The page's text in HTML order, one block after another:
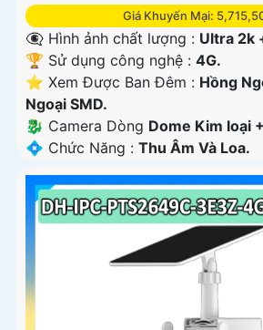
Giá Khuyến Mại:
👁️‍🗨 Hình ảnh chất lượng : Ultra 2k
🏆 Sử dụng công nghệ : 4G.
⭐ Xem Được Ban Đêm : Hồng
Ngoại SMD.
🐉️ Camera Dòng Dome Kim loại
️💠 Chức Năng : Thu Âm Và Loa.